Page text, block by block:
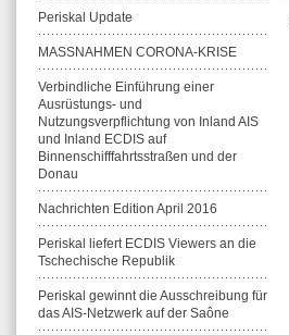
Periskal Update
MASSNAHMEN CORONA-KRISE
Verbindliche Einführung einer
Ausrüstungs- und
Nutzungsverpflichtung von Inland AIS
und Inland ECDIS auf
Binnenschifffahrtsstraßen und der
Donau
Nachrichten Edition April 2016
Periskal liefert ECDIS Viewers an die
Tschechische Republik
Periskal gewinnt die Ausschreibung für
das AIS-Netzwerk auf der Saône